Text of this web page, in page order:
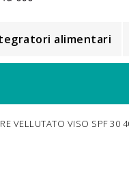
alimentari
VELLUTATO VISO SPF 30